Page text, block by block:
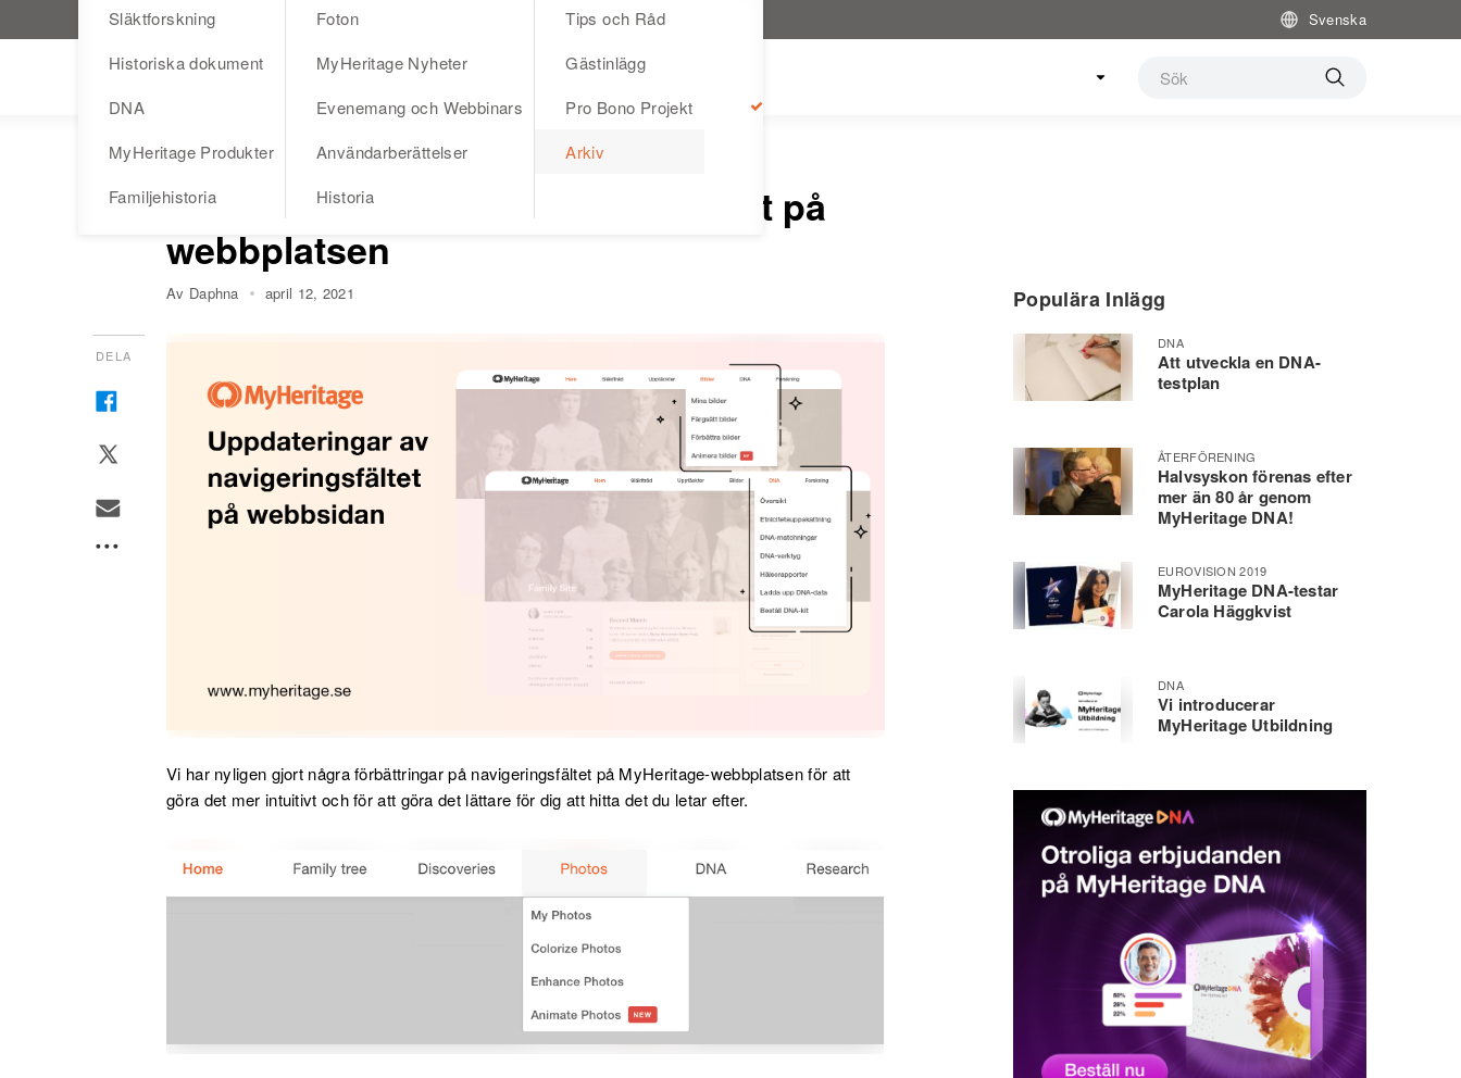
Besök MyHeritage.se Svenska
Blog
Släktforskning
Historiska dokument
DNA
MyHeritage Produkter
Familjehistoria
Foton
MyHeritage Nyheter
Evenemang och Webbinars
Användarberättelser
Historia
Tips och Råd
Gästinlägg
Pro Bono Projekt
Arkiv
FAMILJEHISTORIA
Uppdateringar av navigeringsfältet på
webbplatsen
Av Daphna april 12, 2021
DELA
Vi har nyligen gjort några förbättringar på navigeringsfältet på MyHeritage-webbplatsen för att
göra det mer intuitivt och för att göra det lättare för dig att hitta det du letar efter.
Populära Inlägg
DNA
Att utveckla en DNA-
testplan
ÅTERFÖRENING
Halvsyskon förenas efter
mer än 80 år genom
MyHeritage DNA!
EUROVISION 2019
MyHeritage DNA-testar
Carola Häggkvist
DNA
Vi introducerar
MyHeritage Utbildning